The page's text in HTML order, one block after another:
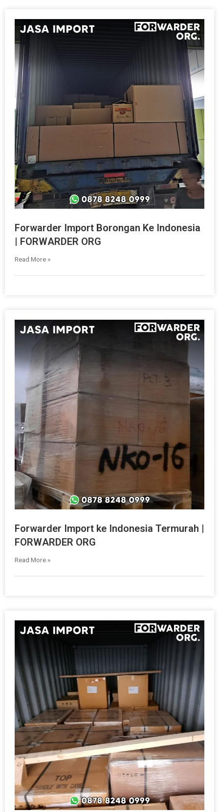
Forwarder Import Borongan Ke Indonesia
| FORWARDER ORG
Read More »
Forwarder Import ke Indonesia Termurah |
FORWARDER ORG
Read More »